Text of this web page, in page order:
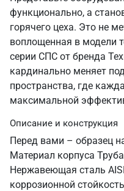
функционально, а
горячего цеха. Это не
воплощенная в модели
серии СПС от бренда
кардинально меняет
пространства, где
максимальной
Описание и конструкция
Перед вами – образец
Материал корпуса
Нержавеющая сталь
коррозионной